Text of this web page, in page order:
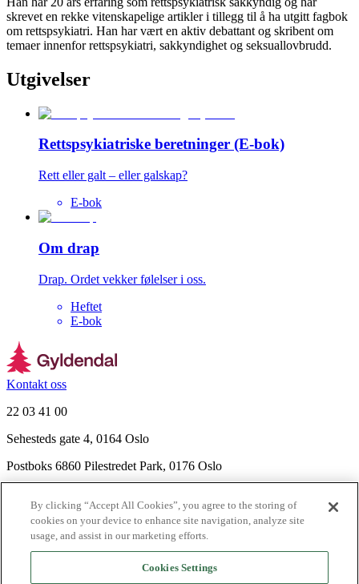
skrevet en rekke vitenskapelige artikler i tillegg til å ha utgitt fagbok
om rettspsykiatri. Han har vært en aktiv debattant og skribent om
temaer innenfor rettspsykiatri, sakkyndighet og seksuallovbrudd.
Utgivelser
Rettspsykiatriske beretninger (E-bok)
Rett eller galt – eller galskap?
E-bok
Om drap
Drap. Ordet vekker følelser i oss.
Heftet
E-bok
Kontakt oss
22 03 41 00
Sehesteds gate 4, 0164 Oslo
Postboks 6860 Pilestredet Park, 0176 Oslo
Nyhetsbrev
Ledige stillinger
Send inn manus
By clicking “Accept All Cookies”, you agree to the storing of
cookies on your device to enhance site navigation, analyze site
usage, and assist in our marketing efforts.
Cookies Settings